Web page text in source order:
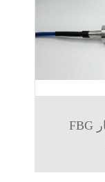
FBG سلالة الاستشعار ES-